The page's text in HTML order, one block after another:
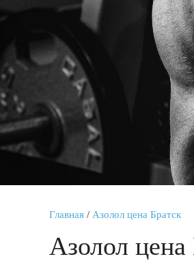
Главная / Азолол цена Братск
Азолол цена